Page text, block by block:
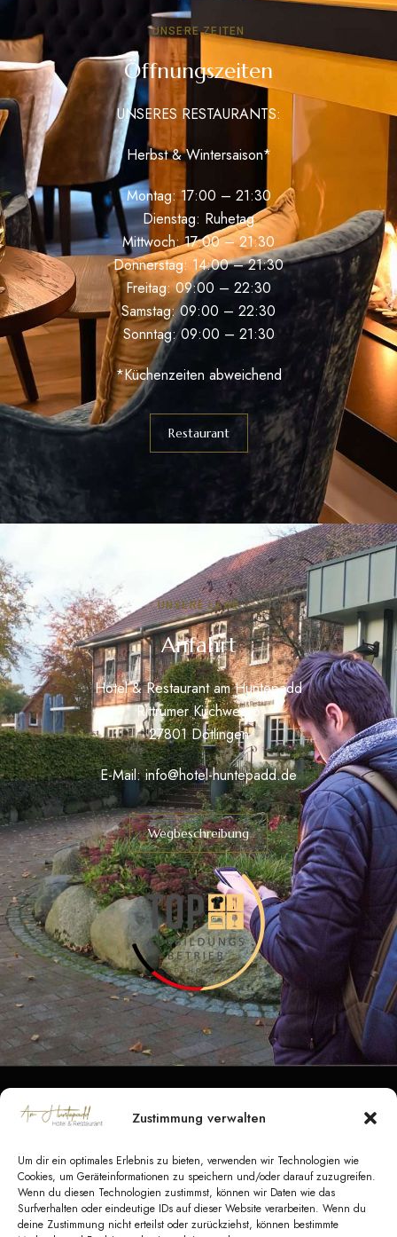
Zustimmung verwalten
Um dir ein optimales Erlebnis zu bieten, verwenden wir Technologien wie
Cookies, um Geräteinformationen zu speichern und/oder darauf zuzugreifen.
Wenn du diesen Technologien zustimmst, können wir Daten wie das
Surfverhalten oder eindeutige IDs auf dieser Website verarbeiten. Wenn du
deine Zustimmung nicht erteilst oder zurückziehst, können bestimmte
UNSERE ZEITEN
Öffnungszeiten
UNSERES RESTAURANTS:
Herbst & Wintersaison*
Montag: 17:00 – 21:30
Dienstag: Ruhetag
Mittwoch: 17:00 – 21:30
Donnerstag: 14:00 – 21:30
Freitag: 09:00 – 22:30
Samstag: 09:00 – 22:30
Sonntag: 09:00 – 21:30
*Küchenzeiten abweichend
Restaurant
UNSERE LAGE
Anfahrt
Hotel & Restaurant am Huntepadd
Rittrumer Kirchweg 6
27801 Dötlingen
E-Mail:info@hotel-huntepadd.de
Wegbeschreibung
Datenschutz |Impressum|Barrierefreiheit
AGB Hotel| AGB Veranstaltungen|AGB
Catering